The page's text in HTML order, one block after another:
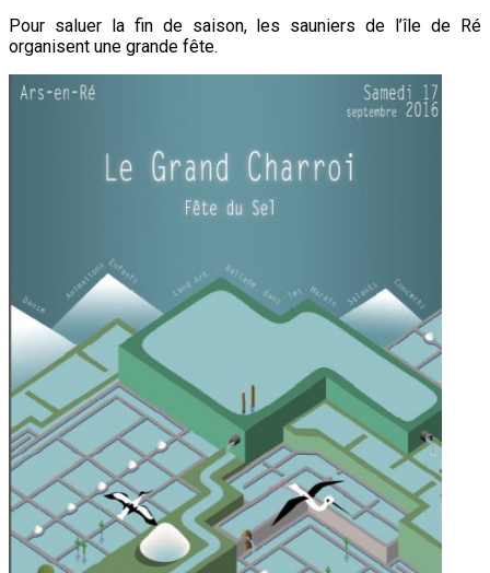
Pour saluer la fin de saison, les sauniers de l’île de Ré
organisent une grande fête.